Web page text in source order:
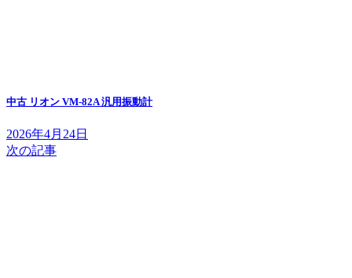
中古 リオン VM-82A 汎用振動計
2026年4月24日
次の記事